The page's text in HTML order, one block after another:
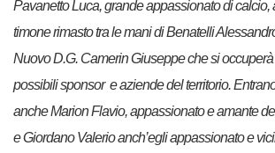
Pavanetto Luca, grande appassionato di calcio,
timone rimasto tra le mani di Benatelli
Nuovo D.G. Camerin Giuseppeche si
possibili sponsor e aziende del territorio.
ancheMarion Flavio, appassionato e amante
eGiordano Valerioanch’egli appassionato e